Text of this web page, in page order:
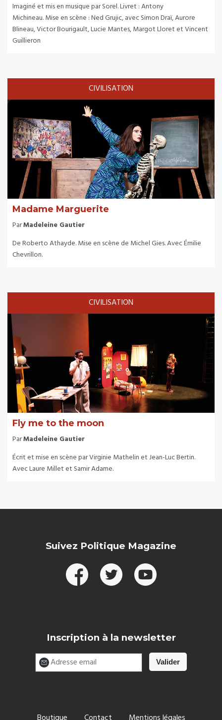
Imaginé et mis en musique par Sorel. Livret : Antony
Michineau. Mise en scène : Ned Grujic, avec Simon Draï, Aurore
Blineau, Victor Bourigault, Lucie Mantes, Margot Lloret et Vincent
Guillieron
CIVILISATION
Madame Marguerite
ParMadeleine Gautier
De Roberto Athayde. Mise en scène de Michel Gies. Avec Émilie
Chevrillon.
CIVILISATION
Fly me to the moon
ParMadeleine Gautier
Écrit et mise en scène par Virginie Mathelin et Jean-Luc Bertin.
Avec Laure Millet et Samir Adame.
Suivez Politique Magazine
Inscription à la newsletter